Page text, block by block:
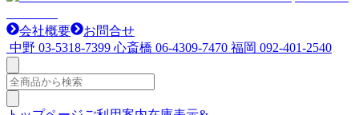
会社概要
お問合せ
中野 03-5318-7399 心斎橋 06-4309-7470 福岡 092-401-2540